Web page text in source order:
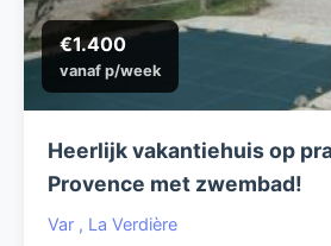
€1.400
vanaf p/week
Heerlijk vakantiehuis op
Provence met zwembad!
Var , La Verdière